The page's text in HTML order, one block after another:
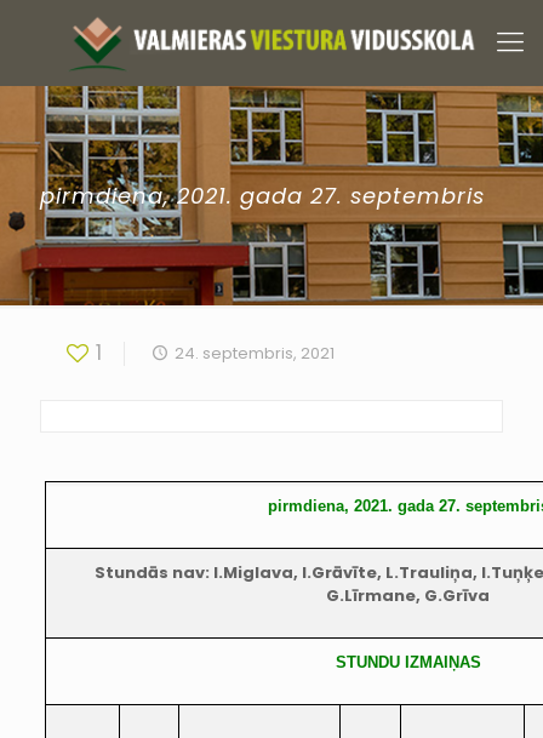
pirmdiena, 2021. gada 27. septembris
1 24. septembris, 2021
pirmdiena, 2021. gada 27.
Stundās nav: I.Miglava, I.Grāvīte, L.Trauliņa,
G.Līrmane, G.Grīva
STUNDU IZMAIŅAS